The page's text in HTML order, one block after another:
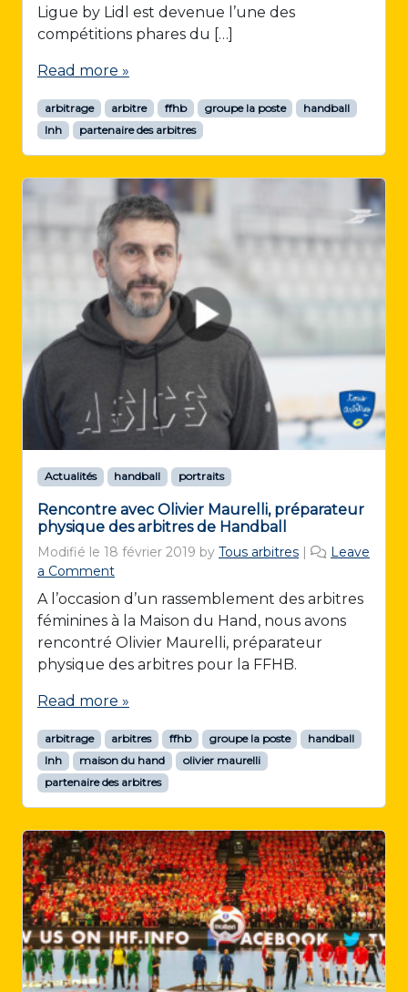
Ligue by Lidl est devenue l’une des
compétitions phares du […]
Read more »
arbitrage arbitre ffhb groupe la poste
handball
lnh
partenaire des arbitres
Actualités handball portraits
Rencontre avec Olivier Maurelli, préparateur
physique des arbitres de Handball
Modifié le 18 février 2019 by Tous arbitres
Leave
a Comment
A l’occasion d’un rassemblement des arbitres
féminines à la Maison du Hand, nous avons
rencontré Olivier Maurelli, préparateur
physique des arbitres pour la FFHB.
Read more »
arbitrage arbitres ffhb groupe la poste
handball
lnh
maison du hand
olivier maurelli
partenaire des arbitres